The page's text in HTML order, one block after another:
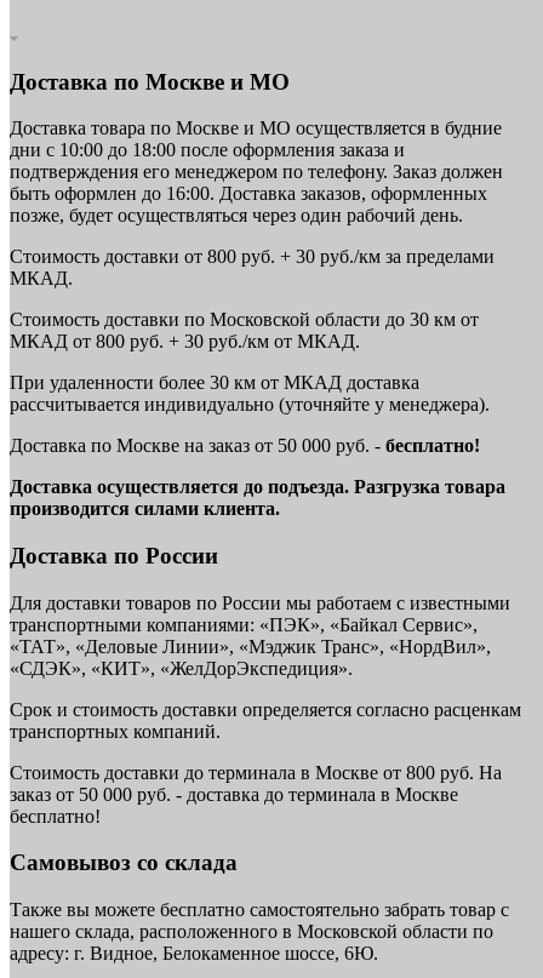
Доставка по Москве и МО
Доставка товара по Москве и МО осуществляется в будние
дни с 10:00 до 18:00 после оформления заказа и
подтверждения его менеджером по телефону. Заказ должен
быть оформлен до 16:00. Доставка заказов, оформленных
позже, будет осуществляться через один рабочий день.
Стоимость доставки от 800 руб. + 30 руб./км за пределами
МКАД.
Стоимость доставки по Московской области до 30 км от
МКАД от 800 руб. + 30 руб./км от МКАД.
При удаленности более 30 км от МКАД доставка
рассчитывается индивидуально (уточняйте у менеджера).
Доставка по Москве на заказ от 50 000 руб. - бесплатно!
Доставка осуществляется до подъезда. Разгрузка товара
производится силами клиента.
Доставка по России
Для доставки товаров по России мы работаем с известными
транспортными компаниями: «ПЭК», «Байкал Сервис»,
«ТАТ», «Деловые Линии», «Мэджик Транс», «НордВил»,
«СДЭК», «КИТ», «ЖелДорЭкспедиция».
Срок и стоимость доставки определяется согласно расценкам
транспортных компаний.
Стоимость доставки до терминала в Москве от 800 руб. На
заказ от 50 000 руб. - доставка до терминала в Москве
бесплатно!
Самовывоз со склада
Также вы можете бесплатно самостоятельно забрать товар с
нашего склада, расположенного в Московской области по
адресу: г. Видное, Белокаменное шоссе, 6Ю.